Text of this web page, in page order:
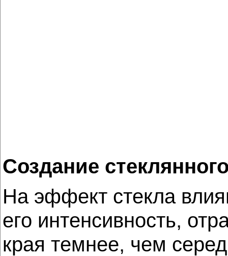
Создание
На эффект стекла
его интенсивность,
края темнее, чем